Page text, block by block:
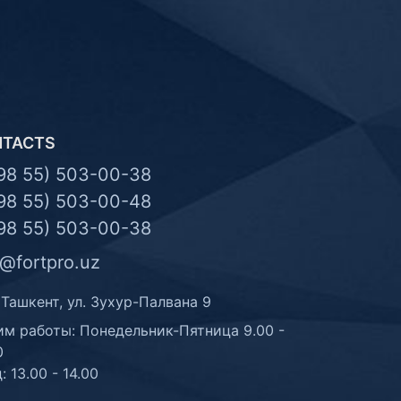
55) 503-00-38
55) 503-00-48
55) 503-00-38
ул. Зухур-Палвана 9
работы: Понедельник-Пятница 9.00 -
13.00 - 14.00